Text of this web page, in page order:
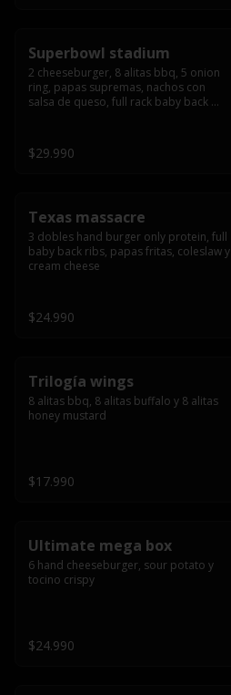
Superbowl stadium
2 cheeseburger, 8 alitas bbq, 5 onion
ring, papas supremas, nachos con
salsa de queso, full rack baby back
$29.990
Texas massacre
3 dobles hand burger only protein, full
baby back ribs, papas fritas, coleslaw y
cream cheese
$24.990
Trilogía wings
8 alitas bbq, 8 alitas buffalo y 8 alitas
honey mustard
$17.990
Ultimate mega box
6 hand cheeseburger, sour potato y
tocino crispy
$24.990